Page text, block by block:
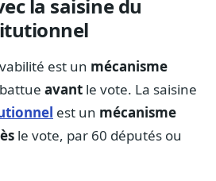
la saisine du
est un mécanisme
avant le vote. La saisine
est un mécanisme
le vote, par 60 députés ou